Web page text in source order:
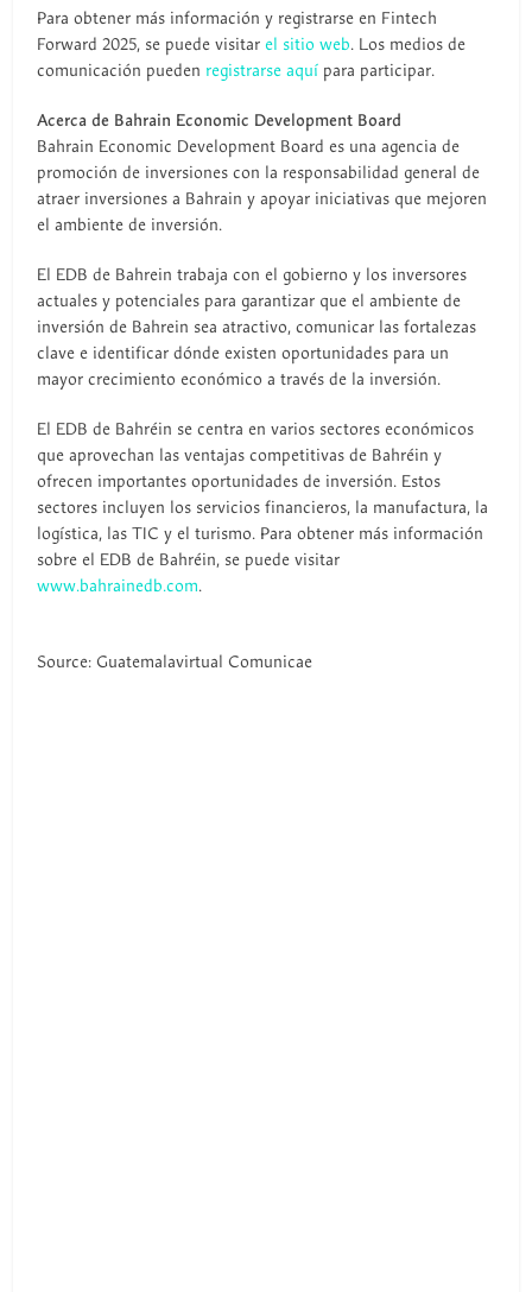
Para obtener más información y registrarse en Fintech
Forward 2025, se puede visitarel sitio web. Los medios de
comunicación pueden registrarse aquí para participar.
Acerca de Bahrain Economic Development Board
Bahrain Economic Development Board es una agencia de
promoción de inversiones con la responsabilidad general de
atraer inversiones a Bahrain y apoyar iniciativas que mejoren
el ambiente de inversión.
El EDB de Bahrein trabaja con el gobierno y los inversores
actuales y potenciales para garantizar que el ambiente de
inversión de Bahrein sea atractivo, comunicar las fortalezas
clave e identificar dónde existen oportunidades para un
mayor crecimiento económico a través de la inversión.
El EDB de Bahréin se centra en varios sectores económicos
que aprovechan las ventajas competitivas de Bahréin y
ofrecen importantes oportunidades de inversión. Estos
sectores incluyen los servicios financieros, la manufactura, la
logística, las TIC y el turismo. Para obtener más información
sobre el EDB de Bahréin, se puede visitar
www.bahrainedb.com.
Source: Guatemalavirtual Comunicae